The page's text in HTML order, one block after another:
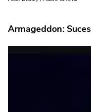
Armageddon: